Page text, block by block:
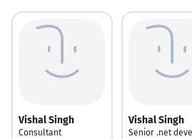
Vishal Singh
Consultant
Vishal Singh
Senior .net